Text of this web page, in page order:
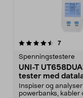
7
Spenningstestere
UNI-T
tester med
Inspiser og
powerbanks, kabler
4.5 av 5